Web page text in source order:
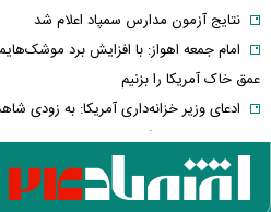
نتایج آزمون مدارس سمپاد اعلام شد
عمق خاک آمریکا را بزنیم
ادعای وزیر خزانه‌داری آمریکا: به زودی
حمله ۶ قلاده سگ به کودک ۹ ساله در سنندج
رسانه اماراتی: دور هفتم مذاکرات لبنان و
عقب‌نشینی